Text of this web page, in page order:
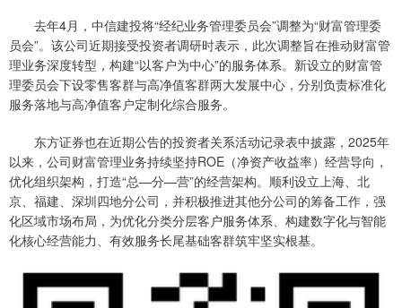
去年4月，中信建投将“经纪业务管理委员会”调整为“财富管理委
员会”。该公司近期接受投资者调研时表示，此次调整旨在推动财富管
理业务深度转型，构建“以客户为中心”的服务体系。新设立的财富管
理委员会下设零售客群与高净值客群两大发展中心，分别负责标准化
服务落地与高净值客户定制化综合服务。
东方证券也在近期公告的投资者关系活动记录表中披露，2025年
以来，公司财富管理业务持续坚持ROE（净资产收益率）经营导向，
优化组织架构，打造“总—分—营”的经营架构。顺利设立上海、北
京、福建、深圳四地分公司，并积极推进其他分公司的筹备工作，强
化区域市场布局，为优化分类分层客户服务体系、构建数字化与智能
化核心经营能力、有效服务长尾基础客群筑牢坚实根基。